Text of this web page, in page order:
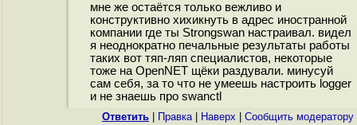
мне же остаётся только вежливо и
конструктивно хихикнуть в адрес иностранной
компании где ты Strongswan настраивал. видел
я неоднократно печальные результаты работы
таких вот тяп-ляп специалистов, некоторые
тоже на OpenNET щёки раздували. минусуй
сам себя, за то что не умеешь настроить logger
и не знаешь про swanctl
Ответить Правка| Наверх Cообщить модератору